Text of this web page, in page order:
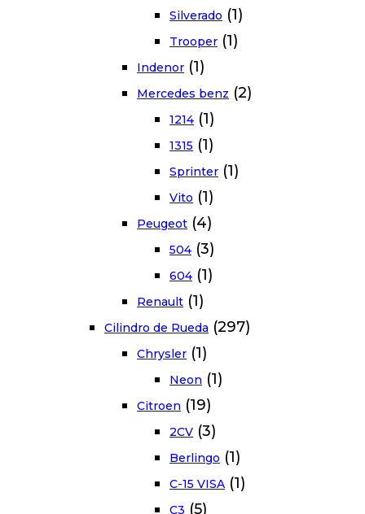
Silverado (1)
Trooper (1)
Indenor (1)
Mercedes benz (2)
1214 (1)
1315 (1)
Sprinter (1)
Vito (1)
Peugeot (4)
504 (3)
604 (1)
Renault (1)
Cilindro de Rueda (297)
Chrysler (1)
Neon (1)
Citroen (19)
2CV (3)
Berlingo (1)
C-15 VISA (1)
C3 (5)